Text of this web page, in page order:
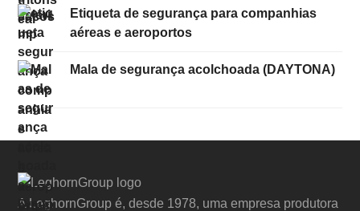
Etiqueta de segurança para companhias
aéreas e aeroportos
Mala de segurança acolchoada (DAYTONA)
A LeghornGroup é, desde 1978, uma empresa produtora